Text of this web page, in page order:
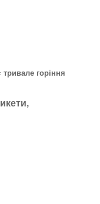
тривале горіння